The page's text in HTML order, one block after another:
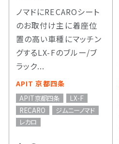
ノマドにRECAROシート
のお取付け主に着座位
置の高い車種にマッチン
グするLX-Fのブルー/ブ
ラック...
APIT 京都四条
APIT京都四条
LX-F
RECARO
ジムニーノマド
レカロ